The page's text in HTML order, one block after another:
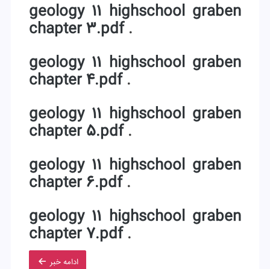
geology 11 highschool graben
chapter 3.pdf.
geology 11 highschool graben
chapter 4.pdf.
geology 11 highschool graben
chapter 5.pdf.
geology 11 highschool graben
chapter 6.pdf.
geology 11 highschool graben
chapter 7.pdf.
ادامه خبر